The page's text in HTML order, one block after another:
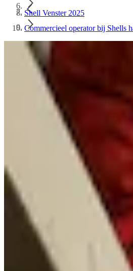
Shell Venster 2025
Commercieel operator bij Shells